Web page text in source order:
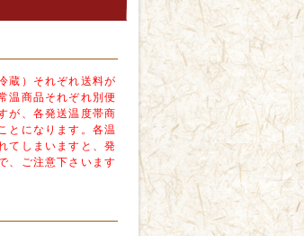
蔵）それぞれ送料が
温商品それぞれ別便
が、各発送温度帯商
とになります。各温
てしまいますと、発
、ご注意下さいます